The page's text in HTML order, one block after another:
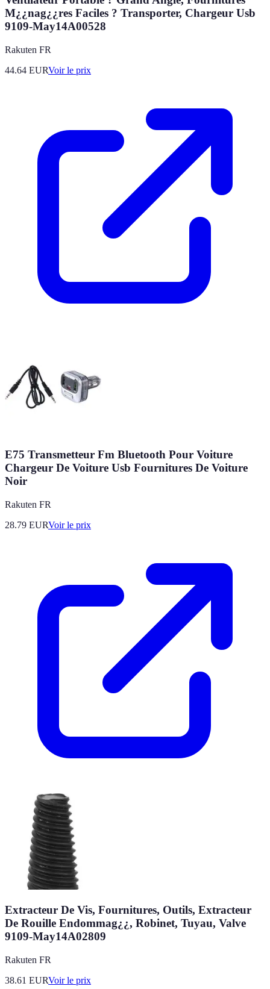
M¿¿nag¿¿res Faciles ? Transporter, Chargeur Usb
9109-May14A00528
Rakuten FR
44.64 EURVoir le prix
E75 Transmetteur Fm Bluetooth Pour Voiture
Chargeur De Voiture Usb Fournitures De Voiture
Noir
Rakuten FR
28.79 EURVoir le prix
Extracteur De Vis, Fournitures, Outils, Extracteur
De Rouille Endommag¿¿, Robinet, Tuyau, Valve
9109-May14A02809
Rakuten FR
38.61 EURVoir le prix